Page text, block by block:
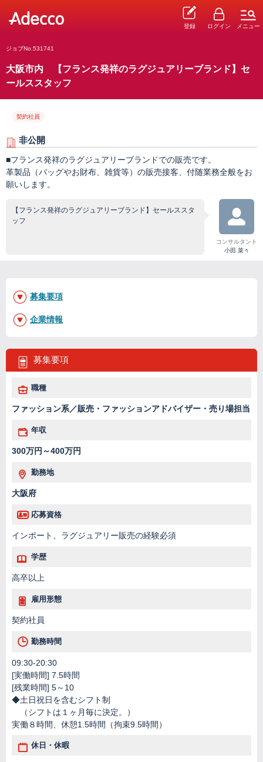
登録 ログイン メニュー
ジョブNo.531741
大阪市内 【フランス発祥のラグジュアリーブランド】セ
ールススタッフ
契約社員
非公開
■フランス発祥のラグジュアリーブランドでの販売です。
革製品（バッグやお財布、雑貨等）の販売接客、付随業務全般をお
願いします。
【フランス発祥のラグジュアリーブランド】セールススタ
ッフ
コンサルタント
小田 菜々
募集要項
職種
ファッション系／販売・ファッションアドバイザー・売り場担当
年収
300万円～400万円
勤務地
大阪府
応募資格
インポート、ラグジュアリー販売の経験必須
学歴
高卒以上
雇用形態
契約社員
勤務時間
09:30-20:30
[実働時間] 7.5時間
[残業時間] 5～10
◆土日祝日を含むシフト制
（シフトは１ヶ月毎に決定。）
実働８時間、休憩1.5時間（拘束9.5時間）
休日・休暇
募集要項
企業情報